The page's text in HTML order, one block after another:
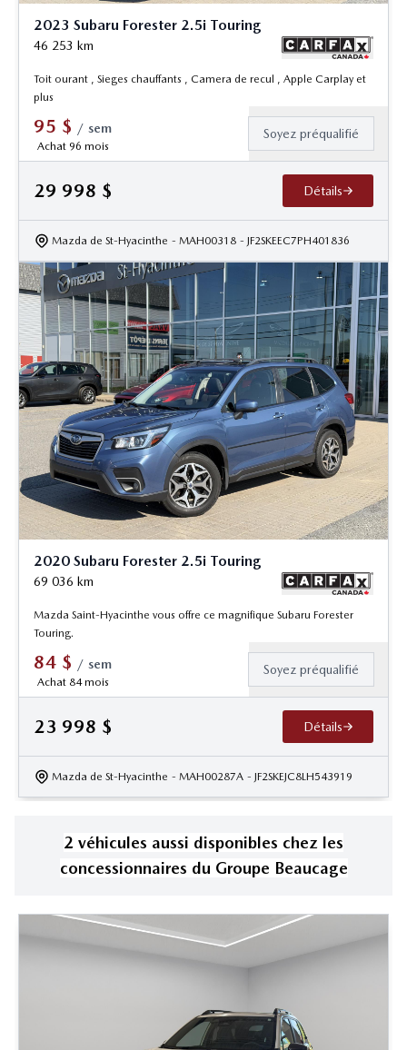
2023 Subaru Forester 2.5i Touring
46 253 km
Toit ourant , Sieges chauffants , Camera de recul , Apple Carplay et
plus
95 $ / sem
Achat 96 mois
Soyez préqualifié
29 998 $ Détails
Mazda de St-Hyacinthe - MAH00318 - JF2SKEEC7PH401836
2020 Subaru Forester 2.5i Touring
69 036 km
Mazda Saint-Hyacinthe vous offre ce magnifique Subaru Forester
Touring.
84 $ / sem
Achat 84 mois
Soyez préqualifié
23 998 $ Détails
Mazda de St-Hyacinthe - MAH00287A - JF2SKEJC8LH543919
2 véhicules aussi disponibles chez les
concessionnaires du Groupe Beaucage